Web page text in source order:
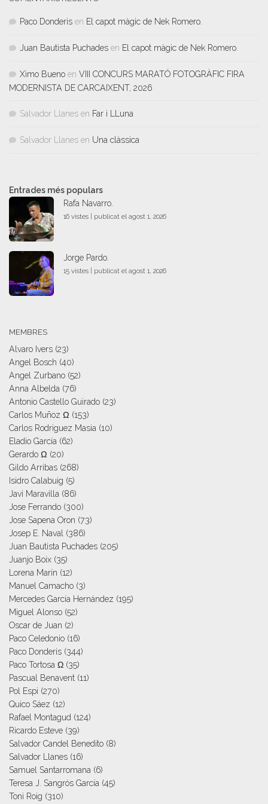
Paco Donderis en El capot màgic de Nek Romero.
Juan Bautista Puchades en El capot màgic de Nek Romero.
Ximo Bueno en VIII CONCURS MARATÓ FOTOGRÀFIC FIRA
MODERNISTA DE CARCAIXENT, 2026
Salvador Llanes en Far i LLuna
Salvador Llanes en Una clàssica
Entrades més populars
Rafa Navarro.
16 vistes publicat el agost 1, 2026
Jorge Pardo.
15 vistes publicat el agost 1, 2026
MEMBRES
Alvaro Ivers (23)
Angel Bosch (40)
Angel Zurbano (52)
Anna Albelda (76)
Antonio Castello Guirado (23)
Carlos Muñoz Ω (153)
Carlos Rodriguez Masia (10)
Eladio García (62)
Gerardo Ω (20)
Gildo Arribas (268)
Isidro Calabuig (5)
Javi Maravilla (86)
Jose Ferrando (300)
Jose Sapena Oron (73)
Josep E. Naval
(386)
Juan Bautista Puchades (205)
Juanjo Boix (35)
Lorena Marín (12)
Manuel Camacho (3)
Mercedes García Hernández (195)
Miguel Alonso (52)
Oscar de Juan (2)
Paco Celedonio (16)
Paco Donderis (344)
Paco Tortosa Ω (35)
Pascual Benavent (11)
Pol Espi (270)
Quico Sáez (12)
Rafael Montagud (124)
Ricardo Esteve (39)
Salvador Candel Benedito (8)
Salvador Llanes (16)
Samuel Santarromana (6)
Teresa J. Sangrós García (45)
Toni Roig (310)